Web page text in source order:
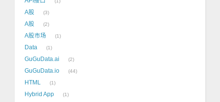
A股 3
A股 2
A股市场 1
Data 1
GuGuData.ai 2
GuGuData.io 44
HTML 1
Hybrid App 1